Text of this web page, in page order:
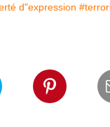
d"expression